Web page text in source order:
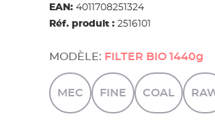
EAN: 4011708251324
Réf. produit : 2516101
MODÈLE: FILTER BIO 1440g
MEC FINE COAL